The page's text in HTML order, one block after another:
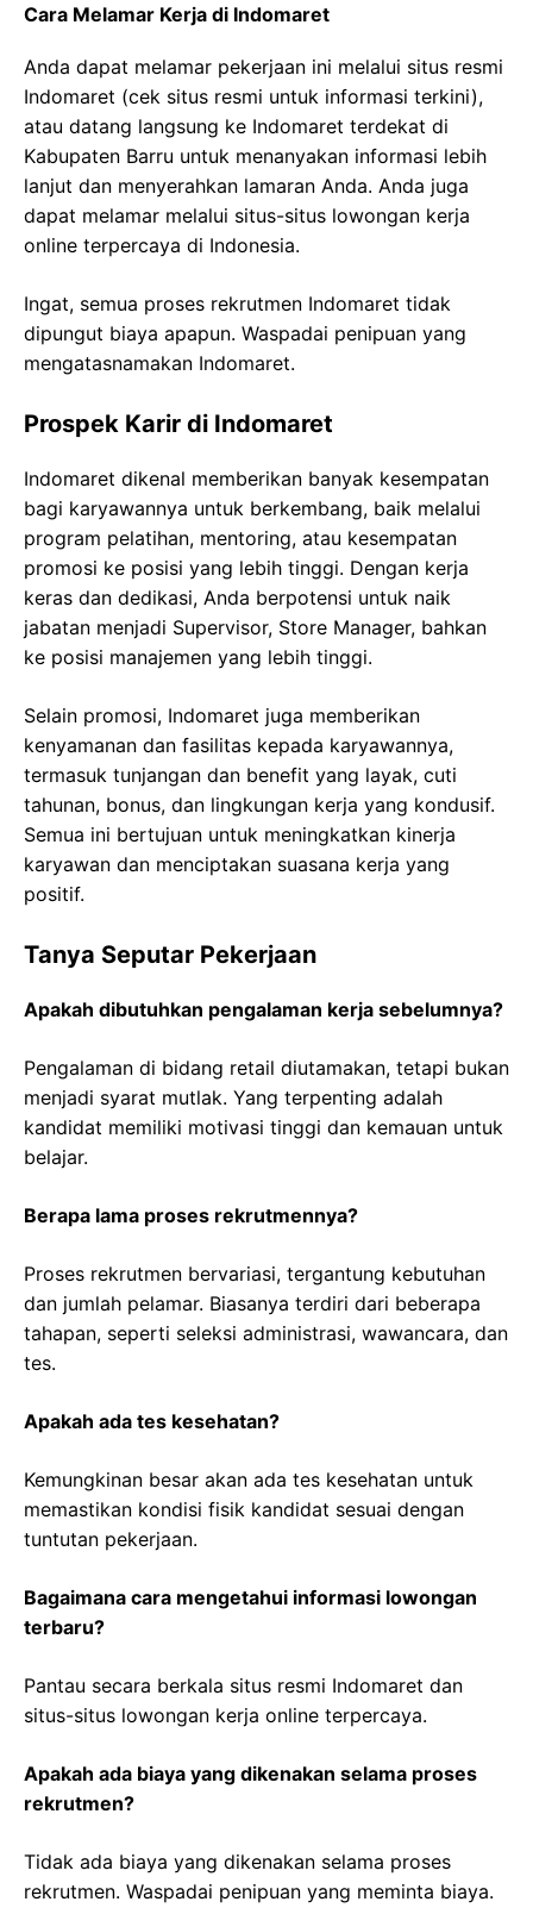
Cara Melamar Kerja di Indomaret
Anda dapat melamar pekerjaan ini melalui situs resmi
Indomaret (cek situs resmi untuk informasi terkini),
atau datang langsung ke Indomaret terdekat di
Kabupaten Barru untuk menanyakan informasi lebih
lanjut dan menyerahkan lamaran Anda. Anda juga
dapat melamar melalui situs-situs lowongan kerja
online terpercaya di Indonesia.
Ingat, semua proses rekrutmen Indomaret tidak
dipungut biaya apapun. Waspadai penipuan yang
mengatasnamakan Indomaret.
Prospek Karir di Indomaret
Indomaret dikenal memberikan banyak kesempatan
bagi karyawannya untuk berkembang, baik melalui
program pelatihan, mentoring, atau kesempatan
promosi ke posisi yang lebih tinggi. Dengan kerja
keras dan dedikasi, Anda berpotensi untuk naik
jabatan menjadi Supervisor, Store Manager, bahkan
ke posisi manajemen yang lebih tinggi.
Selain promosi, Indomaret juga memberikan
kenyamanan dan fasilitas kepada karyawannya,
termasuk tunjangan dan benefit yang layak, cuti
tahunan, bonus, dan lingkungan kerja yang kondusif.
Semua ini bertujuan untuk meningkatkan kinerja
karyawan dan menciptakan suasana kerja yang
positif.
Tanya Seputar Pekerjaan
Apakah dibutuhkan pengalaman kerja sebelumnya?
Pengalaman di bidang retail diutamakan, tetapi bukan
menjadi syarat mutlak. Yang terpenting adalah
kandidat memiliki motivasi tinggi dan kemauan untuk
belajar.
Berapa lama proses rekrutmennya?
Proses rekrutmen bervariasi, tergantung kebutuhan
dan jumlah pelamar. Biasanya terdiri dari beberapa
tahapan, seperti seleksi administrasi, wawancara, dan
tes.
Apakah ada tes kesehatan?
Kemungkinan besar akan ada tes kesehatan untuk
memastikan kondisi fisik kandidat sesuai dengan
tuntutan pekerjaan.
Bagaimana cara mengetahui informasi lowongan
terbaru?
Pantau secara berkala situs resmi Indomaret dan
situs-situs lowongan kerja online terpercaya.
Apakah ada biaya yang dikenakan selama proses
rekrutmen?
Tidak ada biaya yang dikenakan selama proses
rekrutmen. Waspadai penipuan yang meminta biaya.